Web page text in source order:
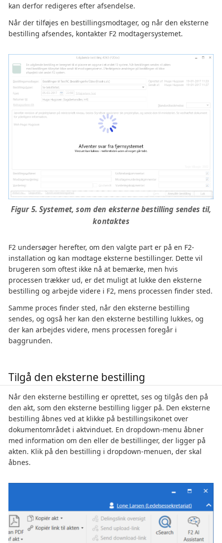
kan derfor redigeres efter afsendelse.
Når der tilføjes en bestillingsmodtager, og når den eksterne
bestilling afsendes, kontakter F2 modtagersystemet.
Figur 5. Systemet, som den eksterne bestilling sendes til,
kontaktes
F2 undersøger herefter, om den valgte part er på en F2-
installation og kan modtage eksterne bestillinger. Dette vil
brugeren som oftest ikke nå at bemærke, men hvis
processen trækker ud, er det muligt at lukke den eksterne
bestilling og arbejde videre i F2, mens processen finder sted.
Samme proces finder sted, når den eksterne bestilling
sendes, og også her kan den eksterne bestilling lukkes, og
der kan arbejdes videre, mens processen foregår i
baggrunden.
Tilgå den eksterne bestilling
Når den eksterne bestilling er oprettet, ses og tilgås den på
den akt, som den eksterne bestilling ligger på. Den eksterne
bestilling åbnes ved at klikke på bestillingsikonet over
dokumentområdet i aktvinduet. En dropdown-menu åbner
med information om den eller de bestillinger, der ligger på
akten. Klik på den bestilling i dropdown-menuen, der skal
åbnes.